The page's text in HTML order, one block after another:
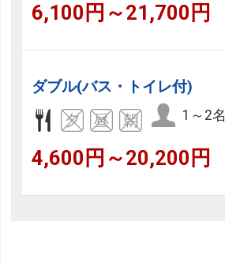
6,100円～21,700円
ダブル(バス・トイレ付)
1～2名
4,600円～20,200円